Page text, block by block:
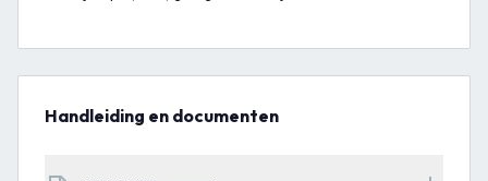
Handleiding en documenten